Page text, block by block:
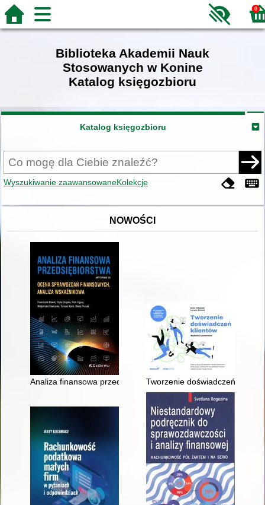
0
Biblioteka Akademii Nauk
Stosowanych w Konine
Katalog księgozbioru
Katalog księgozbioru
Wyszukiwanie zaawansowaneKolekcje
NOWOŚCI
Analiza finansowa przedsiębiorstwa : ocena sprawozdań
Tworzenie doświadczeń